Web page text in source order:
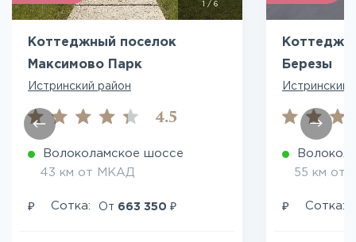
1 / 6
Коттеджный поселок
Максимово Парк
Истринский район
4.5
Волоколамское шоссе
43 км от МКАД
₽ Сотка: От 663 350 ₽
Березы
Истринский
55 км от
₽ Сотка: